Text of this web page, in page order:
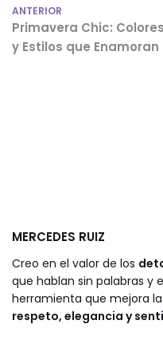
ANTERIOR
Primavera Chic: Colores
y Estilos que Enamoran
MERCEDES RUIZ
Creo en el valor de los
que hablan sin palabras y
herramienta que mejora la
respeto, elegancia y